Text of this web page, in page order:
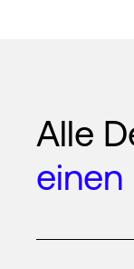
Alle
einen